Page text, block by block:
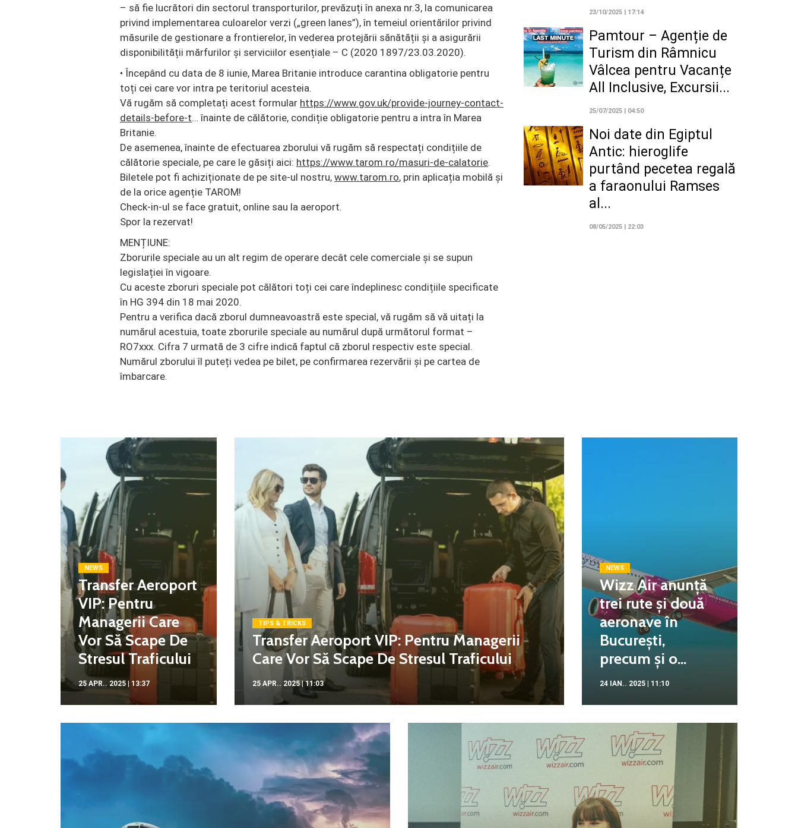
– să fie lucrători din sectorul transporturilor, prevăzuți în anexa nr.3, la comunicarea
privind implementarea culoarelor verzi („green lanes”), în temeiul orientărilor privind
măsurile de gestionare a frontierelor, în vederea protejării sănătății și a asigurării
disponibilității mărfurilor și serviciilor esențiale – C (2020 1897/23.03.2020).
• Începând cu data de 8 iunie, Marea Britanie introduce carantina obligatorie pentru
toți cei care vor intra pe teritoriul acesteia.
Vă rugăm să completați acest formular https://www.gov.uk/provide-journey-contact-
details-before-t… înainte de călătorie, condiție obligatorie pentru a intra în Marea
Britanie.
De asemenea, înainte de efectuarea zborului vă rugăm să respectați condițiile de
călătorie speciale, pe care le găsiți aici: https://www.tarom.ro/masuri-de-calatorie.
Biletele pot fi achiziționate de pe site-ul nostru, www.tarom.ro, prin aplicația mobilă și
de la orice agenție TAROM!
Check-in-ul se face gratuit, online sau la aeroport.
Spor la rezervat!
MENȚIUNE:
Zborurile speciale au un alt regim de operare decât cele comerciale și se supun
legislației în vigoare.
Cu aceste zboruri speciale pot călători toți cei care îndeplinesc condițiile specificate
în HG 394 din 18 mai 2020.
Pentru a verifica dacă zborul dumneavoastră este special, vă rugăm să vă uitați la
numărul acestuia, toate zborurile speciale au numărul după următorul format –
RO7xxx. Cifra 7 urmată de 3 cifre indică faptul că zborul respectiv este special.
Numărul zborului îl puteți vedea pe bilet, pe confirmarea rezervării și pe cartea de
îmbarcare.
23/10/2025 | 17:14
Pamtour – Agenție de
Turism din Râmnicu
Vâlcea pentru Vacanțe
All Inclusive, Excursii...
25/07/2025 | 04:50
Noi date din Egiptul
Antic: hieroglife
purtând pecetea regală
a faraonului Ramses
al...
08/05/2025 | 22:03
NEWS
Transfer Aeroport
VIP: Pentru
Managerii Care
Vor Să Scape De
Stresul Traficului
25 APR.. 2025 | 13:37
TIPS & TRICKS
Transfer Aeroport VIP: Pentru Managerii
Care Vor Să Scape De Stresul Traficului
25 APR.. 2025 | 11:03
NEWS
Wizz Air anunță
trei rute și două
aeronave în
București,
precum și o...
24 IAN.. 2025 | 11:10